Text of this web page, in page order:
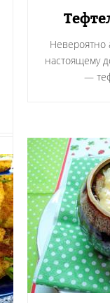
Невероятно
настоящему
―